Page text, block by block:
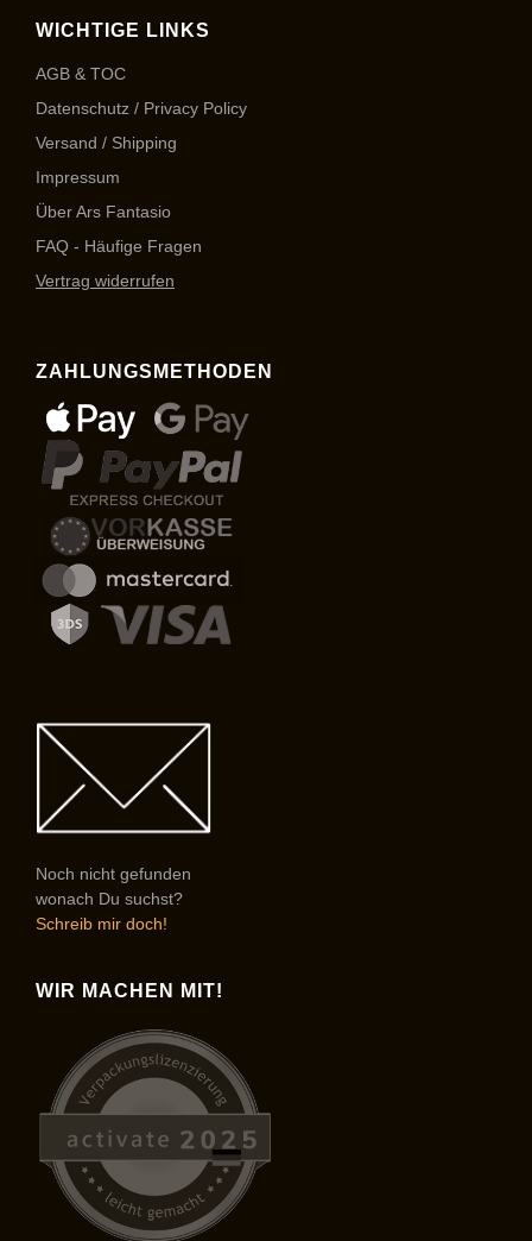
WICHTIGE LINKS
AGB & TOC
Datenschutz / Privacy Policy
Versand / Shipping
Impressum
Über Ars Fantasio
FAQ - Häufige Fragen
Vertrag widerrufen
ZAHLUNGSMETHODEN
Noch nicht gefunden
wonach Du suchst?
Schreib mir doch!
WIR MACHEN MIT!